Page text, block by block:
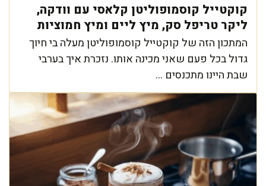
קוקטייל קוסמופוליטן קלאסי עם וודקה,
ליקר טריפל סק, מיץ ליים ומיץ חמוציות
המתכון הזה של קוקטייל קוסמופוליטן מעלה בי חיוך
גדול בכל פעם שאני מכינה אותו. נזכרת איך בערבי
שבת היינו מתכנסים ...